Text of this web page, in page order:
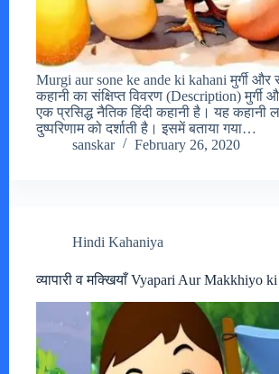
Murgi aur sone ke ande ki kahani मुर्गी
कहानी का संक्षिप्त विवरण (Description)
एक प्रसिद्ध नैतिक हिंदी कहानी है। यह कहानी
दुष्परिणाम को दर्शाती है। इसमें बताया गया…
sanskar
February 26, 2020
Hindi Kahaniya
व्यापारी व मक्खियाँ Vyapari Aur Makkhiyo